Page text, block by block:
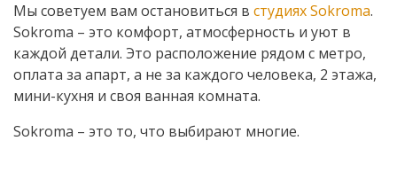
Мы советуем вам остановиться в студиях Sokroma.
Sokroma – это комфорт, атмосферность и уют в
каждой детали. Это расположение рядом с метро,
оплата за апарт, а не за каждого человека, 2 этажа,
мини-кухня и своя ванная комната.
Sokroma – это то, что выбирают многие.